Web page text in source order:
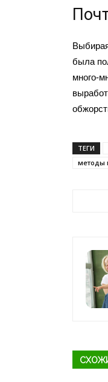
была
много-
ТЕГИ
методы